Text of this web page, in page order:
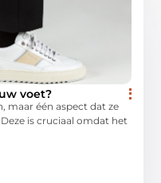
voet?
maar één aspect dat ze
is cruciaal omdat het